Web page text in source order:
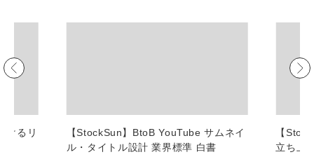
正社員
常勤監査役
内部監査室長
けるリ
【StockSun】BtoB YouTube サムネイ
ル・タイトル設計 業界標準 白書
【
立ち上